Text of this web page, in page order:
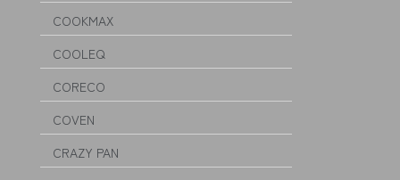
COOKMAX
COOLEQ
CORECO
COVEN
CRAZY PAN